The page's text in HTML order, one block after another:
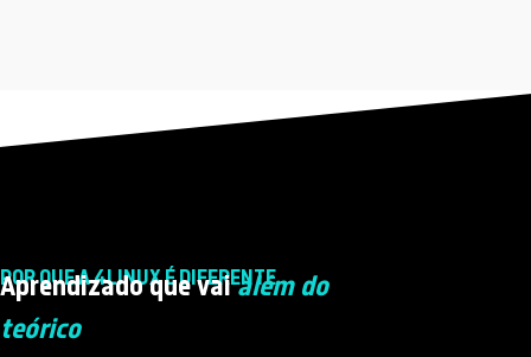
POR QUE A 4LINUX É DIFERENTE
Aprendizado que vaialém do
teórico